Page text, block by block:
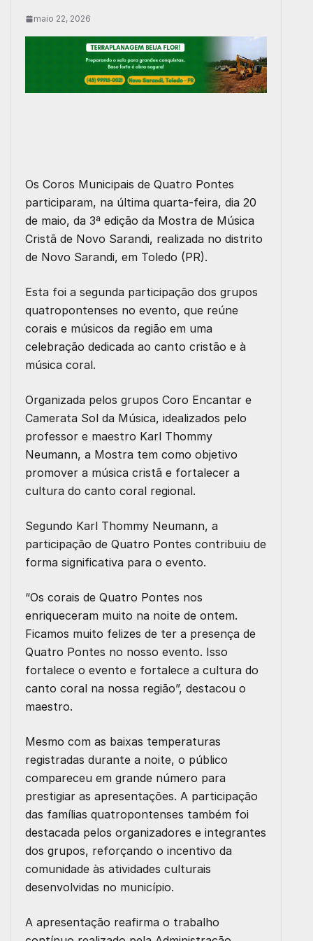
maio 22, 2026
Os Coros Municipais de Quatro Pontes
participaram, na última quarta-feira, dia 20
de maio, da 3ª edição da Mostra de Música
Cristã de Novo Sarandi, realizada no distrito
de Novo Sarandi, em Toledo (PR).
Esta foi a segunda participação dos grupos
quatropontenses no evento, que reúne
corais e músicos da região em uma
celebração dedicada ao canto cristão e à
música coral.
Organizada pelos grupos Coro Encantar e
Camerata Sol da Música, idealizados pelo
professor e maestro Karl Thommy
Neumann, a Mostra tem como objetivo
promover a música cristã e fortalecer a
cultura do canto coral regional.
Segundo Karl Thommy Neumann, a
participação de Quatro Pontes contribuiu de
forma significativa para o evento.
“Os corais de Quatro Pontes nos
enriqueceram muito na noite de ontem.
Ficamos muito felizes de ter a presença de
Quatro Pontes no nosso evento. Isso
fortalece o evento e fortalece a cultura do
canto coral na nossa região”, destacou o
maestro.
Mesmo com as baixas temperaturas
registradas durante a noite, o público
compareceu em grande número para
prestigiar as apresentações. A participação
das famílias quatropontenses também foi
destacada pelos organizadores e integrantes
dos grupos, reforçando o incentivo da
comunidade às atividades culturais
desenvolvidas no município.
A apresentação reafirma o trabalho